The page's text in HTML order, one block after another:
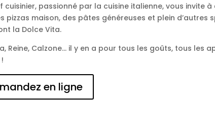
cuisinier, passionné par la cuisine italienne, vous invite
pizzas maison, des pâtes généreuses et plein d’autres
la Dolce Vita.
Reine, Calzone… il y en a pour tous les goûts, tous les
en ligne